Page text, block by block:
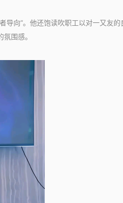
向”。他还饱读吹职工以对一又友的
围感。